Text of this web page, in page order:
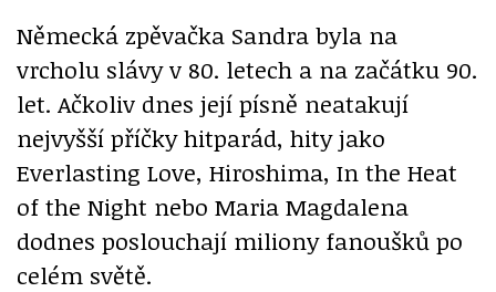
Německá zpěvačka Sandra byla na
vrcholu slávy v 80. letech a na začátku 90.
let. Ačkoliv dnes její písně neatakují
nejvyšší příčky hitparád, hity jako
Everlasting Love, Hiroshima, In the Heat
of the Night nebo Maria Magdalena
dodnes poslouchají miliony fanoušků po
celém světě.